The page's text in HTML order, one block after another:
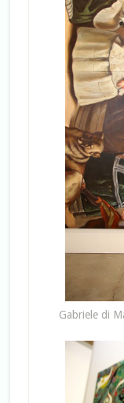
Gabriele di